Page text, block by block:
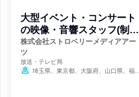
大型イベント・コンサート
の映像・音響スタッフ(制作
管理職)
株式会社ストロベリーメディアアー
ツ
放送・テレビ局
埼玉県、東京都、大阪府、山口県、福岡